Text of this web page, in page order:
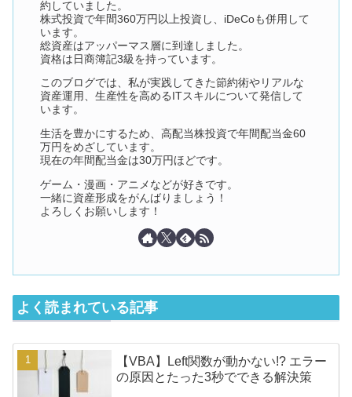
約していました。
株式投資で年間360万円以上投資し、iDeCoも併用して
います。
総資産はアッパーマス層に到達しました。
資格は日商簿記3級を持っています。
このブログでは、私が実践してきた節約術やリアルな
資産運用、生産性を高めるITスキルについて発信して
います。
生活を豊かにするため、高配当株投資で年間配当金60
万円をめざしています。
現在の年間配当金は30万円ほどです。
ゲーム・漫画・アニメなどが好きです。
一緒に資産形成をがんばりましょう！
よろしくお願いします！
よく読まれている記事
【VBA】Left関数が動かない!? エラー
の原因とたった3秒でできる解決策